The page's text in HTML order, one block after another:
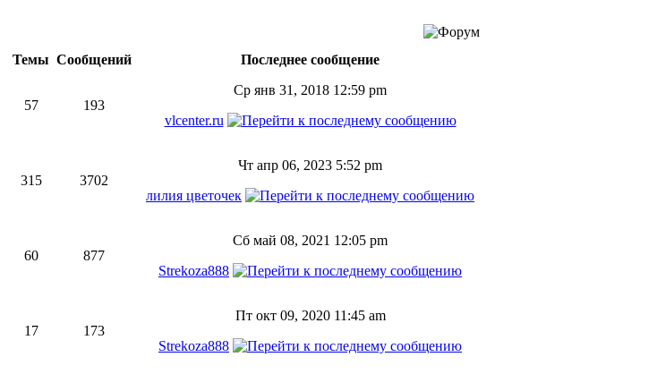
Темы Сообщений Последнее сообщение
57 193
Ср янв 31, 2018 12:59 pm
vlcenter.ru
315 3702
Чт апр 06, 2023 5:52 pm
лилия цветочек
60 877
Сб май 08, 2021 12:05 pm
Strekoza888
17 173
Пт окт 09, 2020 11:45 am
Strekoza888